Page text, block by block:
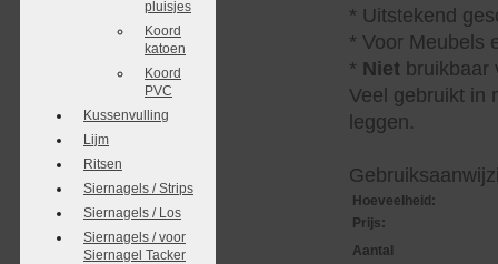
pluisjes
Koord
katoen
Koord
PVC
Kussenvulling
Lijm
Ritsen
Siernagels / Strips
Siernagels / Los
Siernagels / voor
Siernagel Tacker
* Uitstekend
* Voor Meubels
* Niet bruikbaar
Veel gebruikt in
leggen.
Hoeveelheid :
Prijs:
Aantal